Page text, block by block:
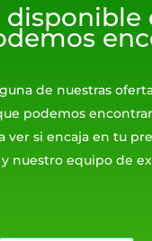
disponible
de nuestras
podemos
ver si encaja en tu
nuestro equipo de